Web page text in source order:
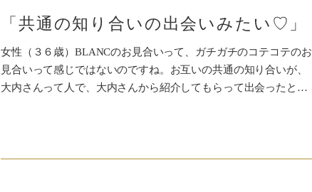
「共通の知り合いの出会いみたい♡」
女性（３６歳）BLANCのお見合いって、ガチガチのコテコテのお
見合いって感じではないのですね。お互いの共通の知り合いが、
大内さんって人で、大内さんから紹介してもらって出会ったと…